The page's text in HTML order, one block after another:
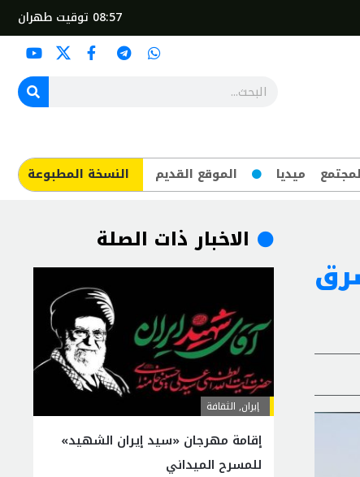
08:57 توقيت طهران
ميديا الموقع القديم ​النسخة المطبوعة
الاخبار ذات الصلة
إيران, الثقافة
إقامة مهرجان «سيد إيران الشهيد»
للمسرح الميداني